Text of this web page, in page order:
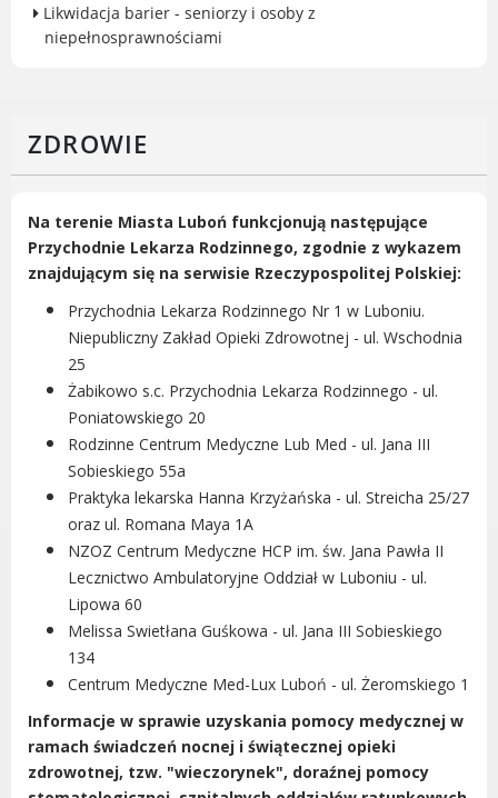
Serwisy mapowe
Informator Miasta Luboń
RADA MIASTA LUBOŃ
Portal Mieszkańca. Aktualne informacje
Radni Rady Miasta Luboń
Sesja Rady Miasta
Komisje Rady Miasta Luboń
Terminarz spotkań komisji
Uchwały Rady Miasta Luboń
Młodzieżowa Rada Miasta Luboń
Rada Gospodarcza
POZOSTAŁE
Państwowy Fundusz Rehabilitacji Osób
Niepełnosprawnych
Zakład Ubezpieczeń Społecznych
Poznańska Lokalna Organizacja
ZDROWIE
Na terenie Miasta Luboń funkcjonują następujące
Przychodnie Lekarza Rodzinnego, zgodnie z wykazem
znajdującym się na serwisie Rzeczypospolitej Polskiej:
Przychodnia Lekarza Rodzinnego Nr 1 w Luboniu.
Niepubliczny Zakład Opieki Zdrowotnej - ul. Wschodnia
25
Żabikowo s.c. Przychodnia Lekarza Rodzinnego - ul.
Poniatowskiego 20
Rodzinne Centrum Medyczne Lub Med - ul. Jana III
Sobieskiego 55a
Praktyka lekarska Hanna Krzyżańska - ul. Streicha 25/27
oraz ul. Romana Maya 1A
NZOZ Centrum Medyczne HCP im. św. Jana Pawła II
Lecznictwo Ambulatoryjne Oddział w Luboniu - ul.
Lipowa 60
Melissa Swietłana Guśkowa - ul. Jana III Sobieskiego
134
Centrum Medyczne Med-Lux Luboń - ul. Żeromskiego 1
Informacje w sprawie uzyskania pomocy medycznej w
ramach świadczeń nocnej i świątecznej opieki
zdrowotnej, tzw. "wieczorynek", doraźnej pomocy
Likwidacja barier - seniorzy i osoby z
niepełnosprawnościami